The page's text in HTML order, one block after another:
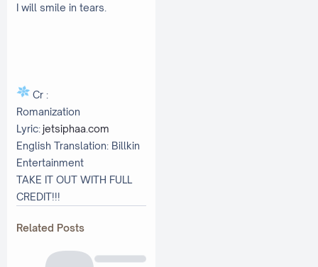
I will smile in tears.
Cr :
Romanization
Lyric:jetsiphaa.com
English Translation: Billkin
Entertainment
TAKE IT OUT WITH FULL
CREDIT!!!
Related Posts